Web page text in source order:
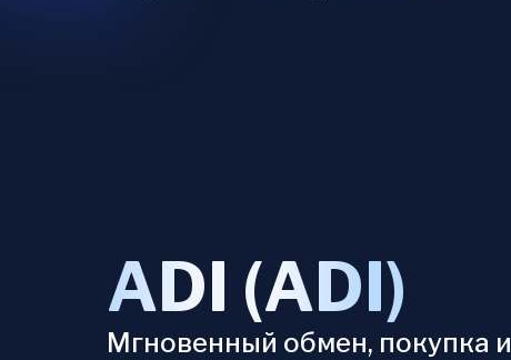
ADI (ADI)
Мгновенный обмен, покупка и